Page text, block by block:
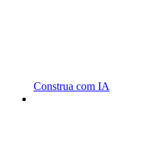
Construa com IA